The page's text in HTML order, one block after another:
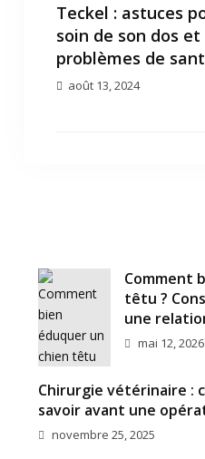
Teckel : astuces
soin de son dos
problèmes de
août 13, 2024
Comment
têtu ?
une
mai 12, 2026
Chirurgie vétérinaire :
savoir avant une
novembre 25, 2025